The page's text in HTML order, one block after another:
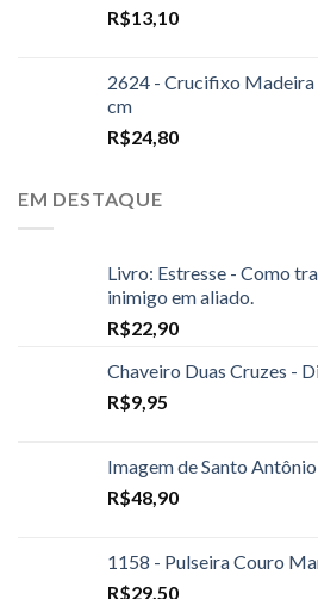
R$13,10
2624 - Crucifixo Madeira
cm
R$24,80
EM DESTAQUE
Livro: Estresse - Como
inimigo em aliado.
R$22,90
Chaveiro Duas Cruzes -
R$9,95
Imagem de Santo
R$48,90
1158 - Pulseira Couro
R$29,50